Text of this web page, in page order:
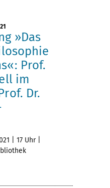
»Das
Prof.
im
Dr.
| 17 Uhr |